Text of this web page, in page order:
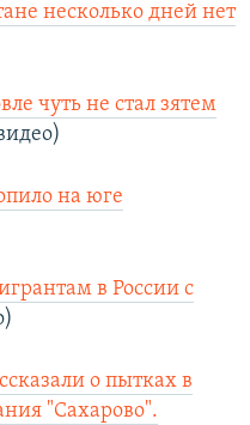
несколько дней нет
чуть не стал зятем
на юге
в России с
о пытках в
"Сахарово".